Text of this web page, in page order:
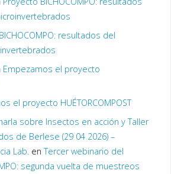
resultados del
Empezamos el proyecto
el proyecto HUÉTORCOMPOST
sobre Insectos en acción y Taller
de Berlese (29 04 2026) –
Lab.enTercer webinario del
segunda vuelta de muestreos